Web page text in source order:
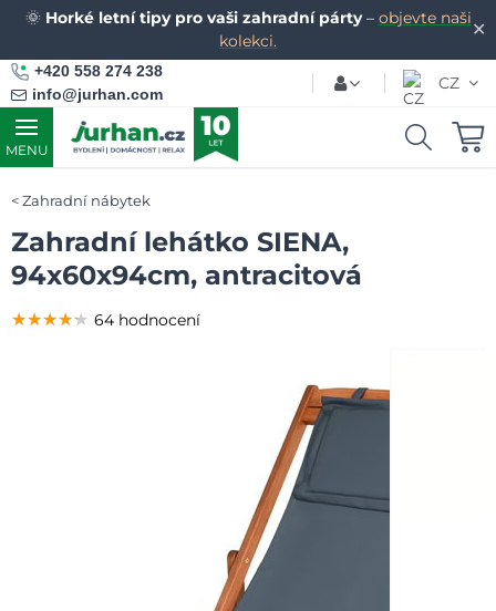
✕
🌞 Horké letní tipy pro vaši zahradní párty– objevte naši
kolekci.
+420 558 274 238
info@jurhan.com
CZ
MENU
Zahradní nábytek
Zahradní lehátko SIENA,
94x60x94cm, antracitová
★★★★★
★★★★★
★★★★★ 64 hodnocení